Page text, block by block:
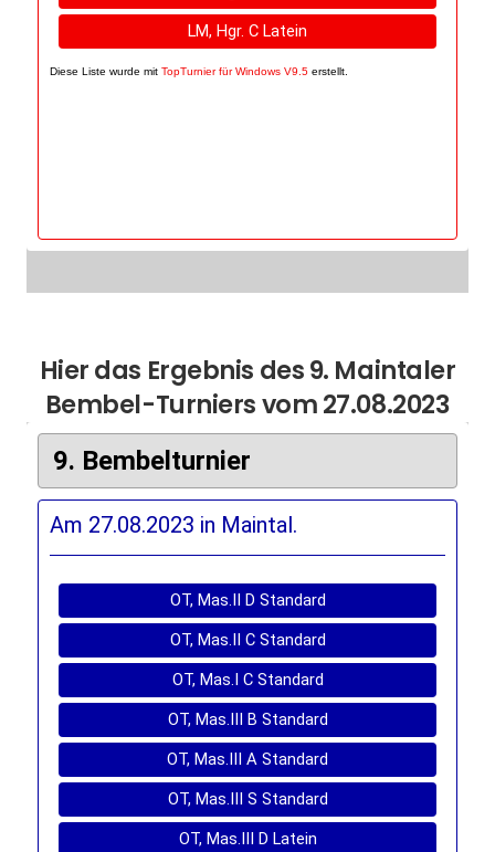
Hier das Ergebnis des 9. Maintaler
Bembel-Turniers vom 27.08.2023